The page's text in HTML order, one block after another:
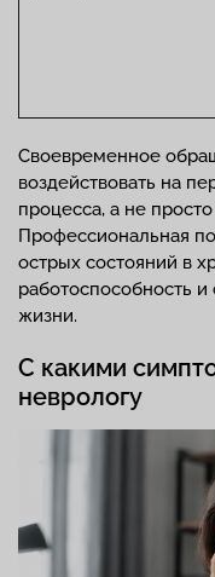
Своевременное
воздействовать на
процесса, а не
Профессиональная
острых состояний в
работоспособность
жизни.
С какими
неврологу